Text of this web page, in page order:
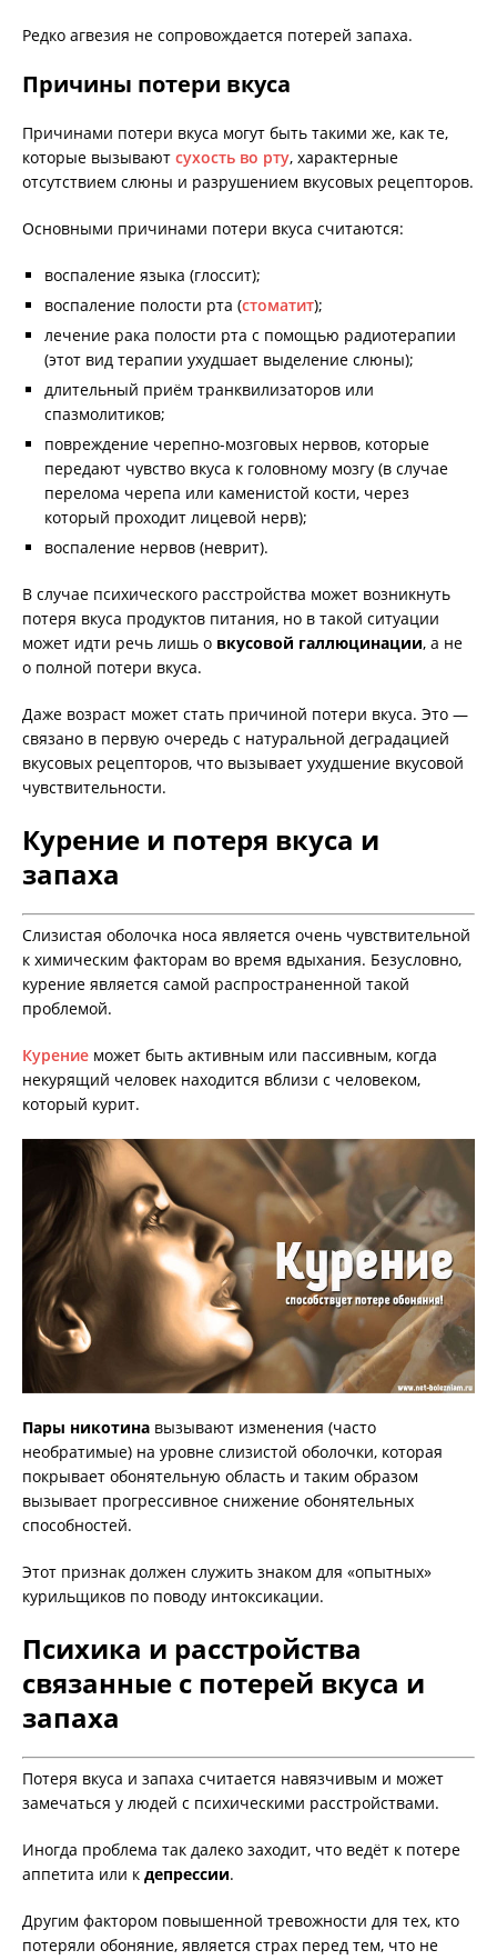
Редко агвезия не сопровождается потерей запаха.
Причины потери вкуса
Причинами потери вкуса могут быть такими же, как те,
которые вызывают сухость во рту, характерные
отсутствием слюны и разрушением вкусовых рецепторов.
Основными причинами потери вкуса считаются:
воспаление языка (глоссит);
воспаление полости рта (стоматит);
лечение рака полости рта с помощью радиотерапии
(этот вид терапии ухудшает выделение слюны);
длительный приём транквилизаторов или
спазмолитиков;
повреждение черепно-мозговых нервов, которые
передают чувство вкуса к головному мозгу (в случае
перелома черепа или каменистой кости, через
который проходит лицевой нерв);
воспаление нервов (неврит).
В случае психического расстройства может возникнуть
потеря вкуса продуктов питания, но в такой ситуации
может идти речь лишь о вкусовой галлюцинации, а не
о полной потери вкуса.
Даже возраст может стать причиной потери вкуса. Это —
связано в первую очередь с натуральной деградацией
вкусовых рецепторов, что вызывает ухудшение вкусовой
чувствительности.
Курение и потеря вкуса и
запаха
Слизистая оболочка носа является очень чувствительной
к химическим факторам во время вдыхания. Безусловно,
курение является самой распространенной такой
проблемой.
Курение может быть активным или пассивным, когда
некурящий человек находится вблизи с человеком,
который курит.
Пары никотина вызывают изменения (часто
необратимые) на уровне слизистой оболочки, которая
покрывает обонятельную область и таким образом
вызывает прогрессивное снижение обонятельных
способностей.
Этот признак должен служить знаком для «опытных»
курильщиков по поводу интоксикации.
Психика и расстройства
связанные с потерей вкуса и
запаха
Потеря вкуса и запаха считается навязчивым и может
замечаться у людей с психическими расстройствами.
Иногда проблема так далеко заходит, что ведёт к потере
аппетита или к депрессии.
Другим фактором повышенной тревожности для тех, кто
потеряли обоняние, является страх перед тем, что не